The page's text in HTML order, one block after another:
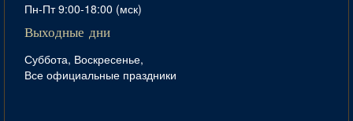
Пн-Пт 9:00-18:00 (мск)
Выходные дни
Суббота, Воскресенье,
Все официальные праздники